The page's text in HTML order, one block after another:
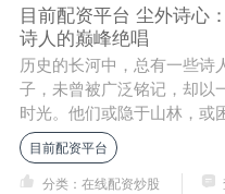
目前配资平台 尘外诗心
诗人的巅峰绝唱
历史的长河中，总有一些诗
子，未曾被广泛铭记，却以
时光。他们或隐于山林，或
寂于闺阁，没有李杜的盛名
光环，却在某一刻....
目前配资平台
分类：在线配资炒股